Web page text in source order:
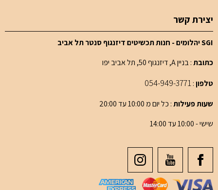
יצירת קשר
SGI יהלומים - חנות תכשיטים דיזנגוף סנטר תל אביב
כתובת: בניין A, דיזנגוף 50, תל אביב יפו
טלפון:
054-949-3771
שעות פעילות: כל יום מ 10:00 עד 20:00
שישי - 10:00 עד 14:00